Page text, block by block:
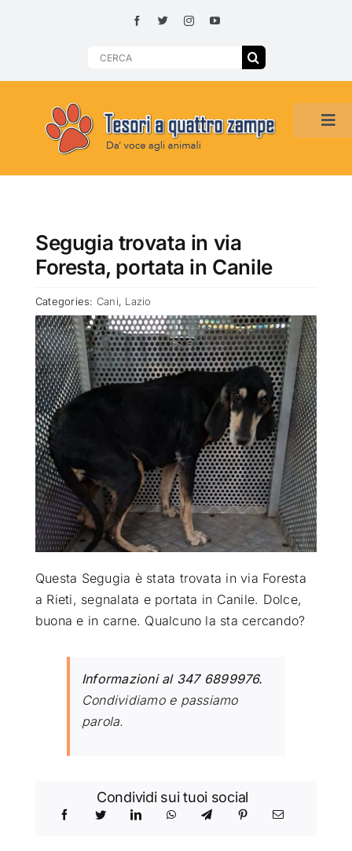
Search
HOME
SMARRITI O DA ADOTTARE
ADOTTATI O RITROVATI
ATTUALITÀ
VIDEO
CHI SIAMO
RUBRICHE
SEMPRE CON ME
Segugia trovata in via
Foresta, portata in Canile
Categories: Cani, Lazio
Questa Segugia è stata trovata in via Foresta
a Rieti, segnalata e portata in Canile. Dolce,
buona e in carne. Qualcuno la sta cercando?
Informazioni al 347 6899976.
Condividiamo e passiamo
parola.
Condividi sui tuoi social